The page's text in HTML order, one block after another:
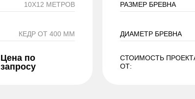
10Х12 МЕТРОВ
КЕДР ОТ 400 ММ
Цена по
запросу
РАЗМЕР БРЕВНА
ДИАМЕТР БРЕВНА
СТОИМОСТЬ
ОТ: